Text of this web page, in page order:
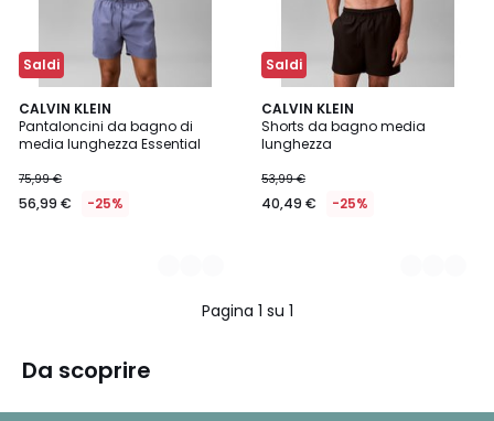
Saldi
CALVIN KLEIN
Pantaloncini da bagno di
media lunghezza Essential
75,99 €
56,99 € -25%
3
Colori
Saldi
CALVIN KLEIN
Shorts da bagno media
lunghezza
53,99 €
40,49 € -25%
3
Colori
Pagina 1 su 1
Da scoprire